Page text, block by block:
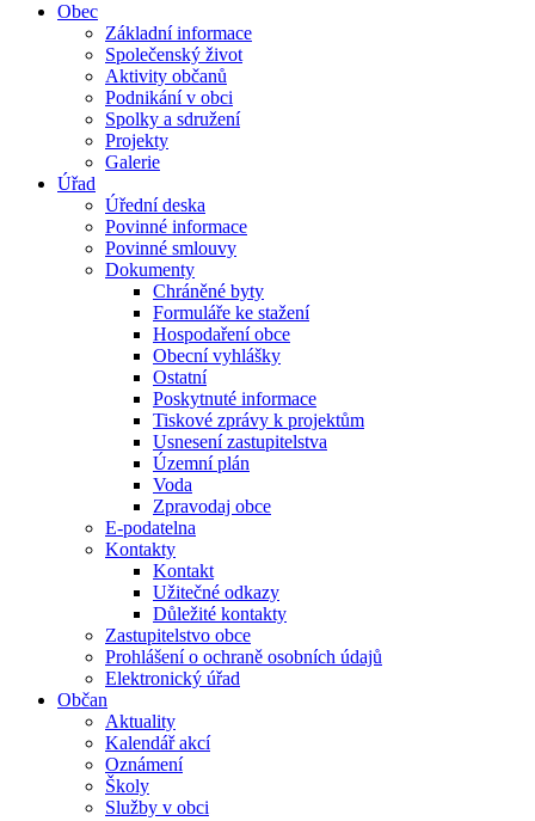
Obec
Základní informace
Společenský život
Aktivity občanů
Podnikání v obci
Spolky a sdružení
Projekty
Galerie
Úřad
Úřední deska
Povinné informace
Povinné smlouvy
Dokumenty
Chráněné byty
Formuláře ke stažení
Hospodaření obce
Obecní vyhlášky
Ostatní
Poskytnuté informace
Tiskové zprávy k projektům
Usnesení zastupitelstva
Územní plán
Voda
Zpravodaj obce
E-podatelna
Kontakty
Kontakt
Užitečné odkazy
Důležité kontakty
Zastupitelstvo obce
Prohlášení o ochraně osobních údajů
Elektronický úřad
Občan
Aktuality
Kalendář akcí
Oznámení
Školy
Služby v obci